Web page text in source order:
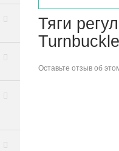
Тяги
Оставьте отзыв об